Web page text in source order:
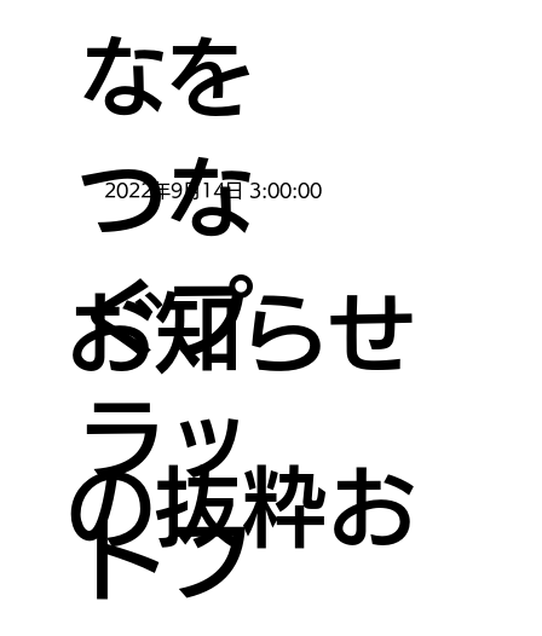
なを
つな
ぐプ
ラッ
トフ
お知らせ
の抜粋お
2022年9月14日 3:00:00